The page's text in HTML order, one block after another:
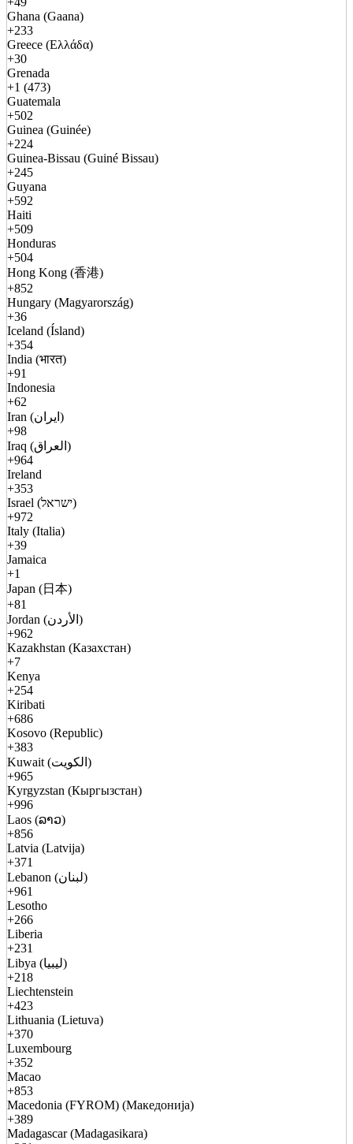
Ghana (Gaana)
+233
Greece (Ελλάδα)
+30
Grenada
+1 (473)
Guatemala
+502
Guinea (Guinée)
+224
Guinea-Bissau (Guiné Bissau)
+245
Guyana
+592
Haiti
+509
Honduras
+504
Hong Kong (香港)
+852
Hungary (Magyarország)
+36
Iceland (Ísland)
+354
India (भारत)
+91
Indonesia
+62
Iran (ایران)
+98
Iraq (العراق)
+964
Ireland
+353
Israel (ישראל)
+972
Italy (Italia)
+39
Jamaica
+1
Japan (日本)
+81
Jordan (الأردن)
+962
Kazakhstan (Казахстан)
+7
Kenya
+254
Kiribati
+686
Kosovo (Republic)
+383
Kuwait (الكويت)
+965
Kyrgyzstan (Кыргызстан)
+996
Laos (ລາວ)
+856
Latvia (Latvija)
+371
Lebanon (لبنان)
+961
Lesotho
+266
Liberia
+231
Libya (ليبيا)
+218
Liechtenstein
+423
Lithuania (Lietuva)
+370
Luxembourg
+352
Macao
+853
Macedonia (FYROM) (Македонија)
+389
Madagascar (Madagasikara)